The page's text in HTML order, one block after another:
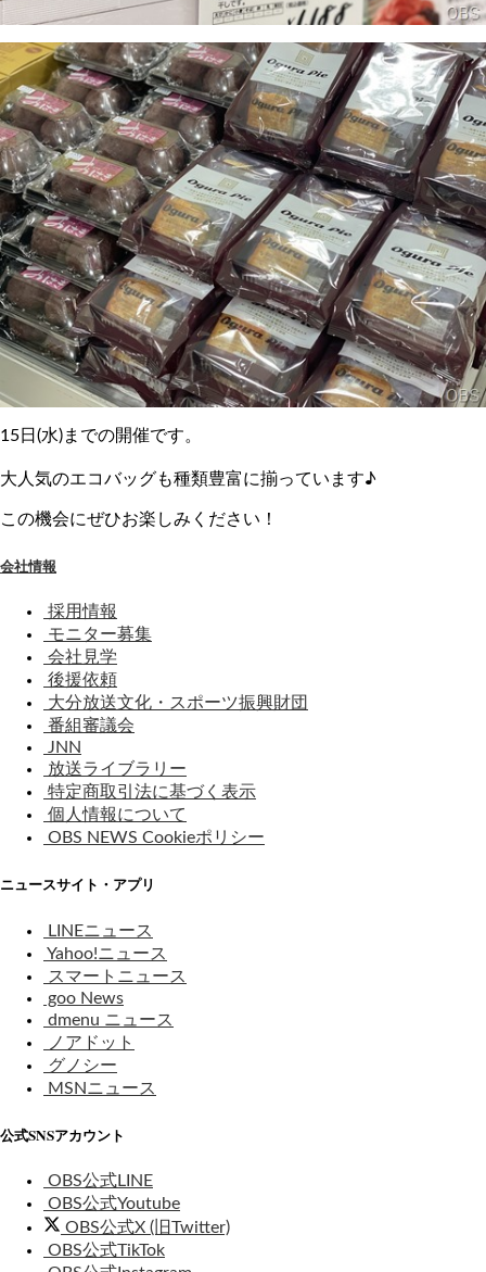
15日(水)までの開催です。
大人気のエコバッグも種類豊富に揃っています♪
この機会にぜひお楽しみください！
会社情報
採用情報
モニター募集
会社見学
後援依頼
大分放送文化・スポーツ振興財団
番組審議会
JNN
放送ライブラリー
特定商取引法に基づく表示
個人情報について
OBS NEWS Cookieポリシー
ニュースサイト・アプリ
LINEニュース
Yahoo!ニュース
スマートニュース
goo News
dmenu ニュース
ノアドット
グノシー
MSNニュース
公式SNSアカウント
OBS公式LINE
OBS公式Youtube
OBS公式X (旧Twitter)
OBS公式TikTok